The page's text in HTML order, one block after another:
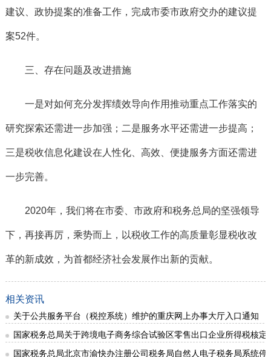
建议、政协提案的准备工作，完成市委市政府交办的建议提
案52件。
三、存在问题及改进措施
一是对如何充分发挥绩效导向作用推动重点工作落实的
研究探索还需进一步加强；二是服务水平还需进一步提高；
三是税收信息化建设在人性化、高效、便捷服务方面还需进
一步完善。
2020年，我们将在市委、市政府和税务总局的坚强领导
下，再接再厉，乘势而上，以税收工作的高质量彰显税收改
革的新成效，为首都经济社会发展作出新的贡献。
相关资讯
关于公共服务平台（税控系统）维护的重庆网上办事大厅入口通知
国家税务总局关于跨境电子商务综合试验区零售出口企业所得税核
国家税务总局北京市渝快办注册公司税务局自然人电子税务局系统停